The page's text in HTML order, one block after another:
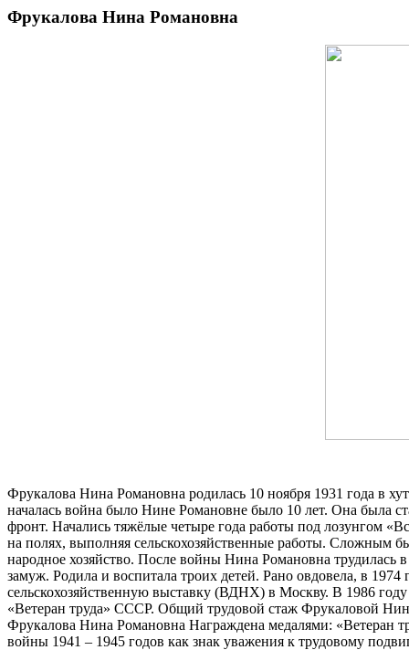
Фрукалова Нина Романовна
Фрукалова Нина Романовна родилась 10 ноября 1931 года в
началась война было Нине Романовне было 10 лет. Она была
фронт. Начались тяжёлые четыре года работы под лозунгом
на полях, выполняя сельскохозяйственные работы. Сложным
народное хозяйство. После войны Нина Романовна
замуж. Родила и воспитала троих детей. Рано овдовела, в
сельскохозяйственную выставку (ВДНХ) в Москву. В 1986
«Ветеран труда» СССР. Общий трудовой стаж Фрукаловой
Фрукалова Нина Романовна Награждена медалями:
войны 1941 – 1945 годов как знак уважения к трудовому